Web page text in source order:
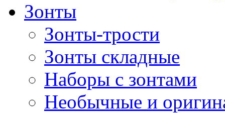
Зонты
Зонты-трости
Зонты складные
Наборы с зонтами
Необычные и